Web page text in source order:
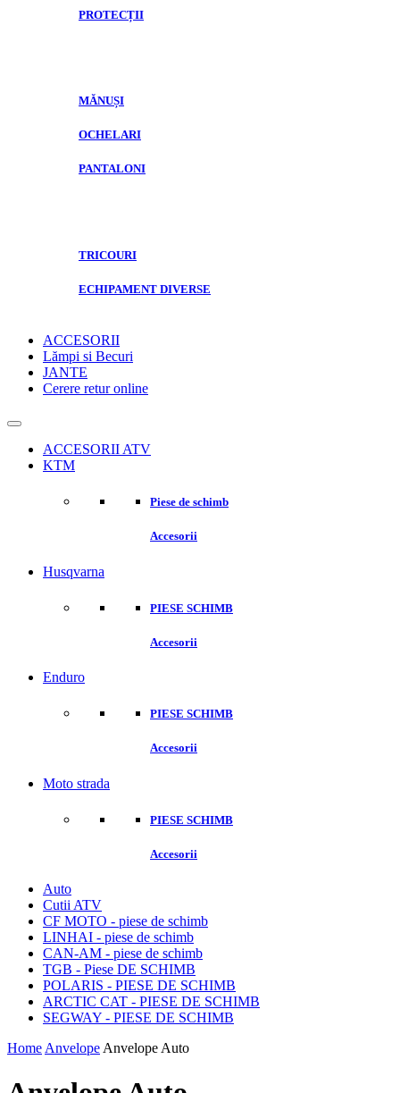
PROTECȚII
MĂNUȘI
OCHELARI
PANTALONI
TRICOURI
ECHIPAMENT DIVERSE
ACCESORII
Lămpi si Becuri
JANTE
Cerere retur online
ACCESORII ATV
KTM
Piese de schimb
Accesorii
Husqvarna
PIESE SCHIMB
Accesorii
Enduro
PIESE SCHIMB
Accesorii
Moto strada
PIESE SCHIMB
Accesorii
Auto
Cutii ATV
CF MOTO - piese de schimb
LINHAI - piese de schimb
CAN-AM - piese de schimb
TGB - Piese DE SCHIMB
POLARIS - PIESE DE SCHIMB
ARCTIC CAT - PIESE DE SCHIMB
SEGWAY - PIESE DE SCHIMB
Home Anvelope Anvelope Auto